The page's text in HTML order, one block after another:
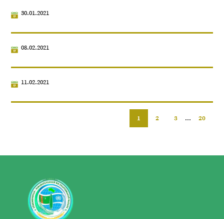
30.01.2021
08.02.2021
11.02.2021
1 2 3 ... 20